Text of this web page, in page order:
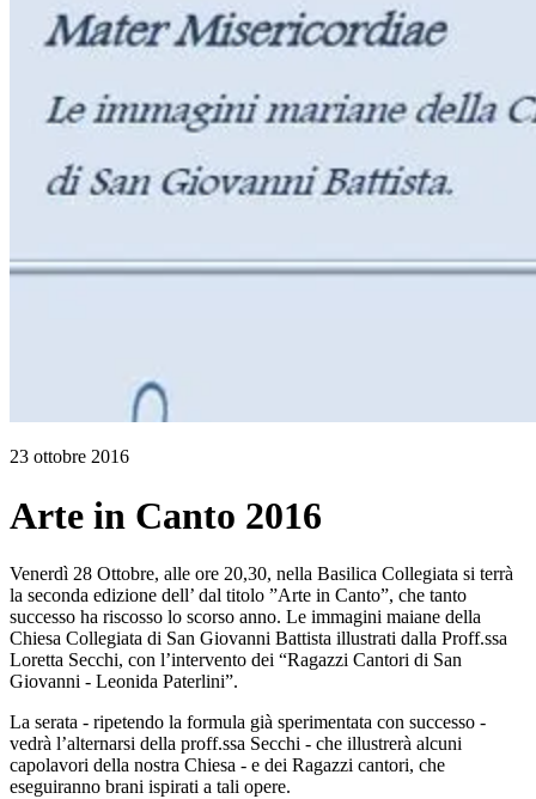
23 ottobre 2016
Arte in Canto 2016
Venerdì 28 Ottobre, alle ore 20,30, nella Basilica Collegiata si terrà
la seconda edizione dell’ dal titolo ”Arte in Canto”, che tanto
successo ha riscosso lo scorso anno. Le immagini maiane della
Chiesa Collegiata di San Giovanni Battista illustrati dalla Proff.ssa
Loretta Secchi, con l’intervento dei “Ragazzi Cantori di San
Giovanni - Leonida Paterlini”.
La serata - ripetendo la formula già sperimentata con successo -
vedrà l’alternarsi della proff.ssa Secchi - che illustrerà alcuni
capolavori della nostra Chiesa - e dei Ragazzi cantori, che
eseguiranno brani ispirati a tali opere.